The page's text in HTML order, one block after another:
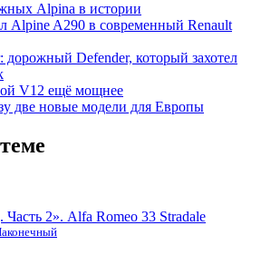
Alpina в истории
Alpine A290 в современный Renault
дорожный Defender, который захотел
V12 ещё мощнее
две новые модели для Европы
Часть 2». Alfa Romeo 33 Stradale